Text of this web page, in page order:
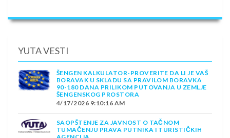
YUTA VESTI
ŠENGEN KALKULATOR-PROVERITE DA LI JE VAŠ
BORAVAK U SKLADU SA PRAVILOM BORAVKA
90-180 DANA PRILIKOM PUTOVANJA U ZEMLJE
ŠENGENSKOG PROSTORA
4/17/2026 9:10:16 AM
SAOPŠTENJE ZA JAVNOST O TAČNOM
TUMAČENJU PRAVA PUTNIKA I TURISTIČKIH